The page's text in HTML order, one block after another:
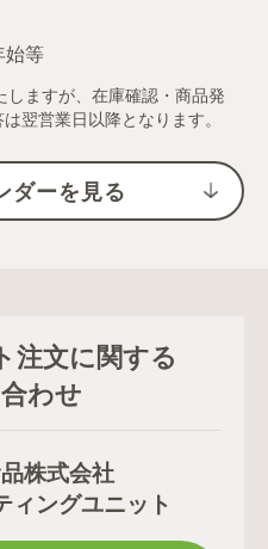
始等
ますが、在庫確認・商品発
翌営業日以降となります。
ダーを見る
注文に関する
わせ
株式会社
ィングユニット